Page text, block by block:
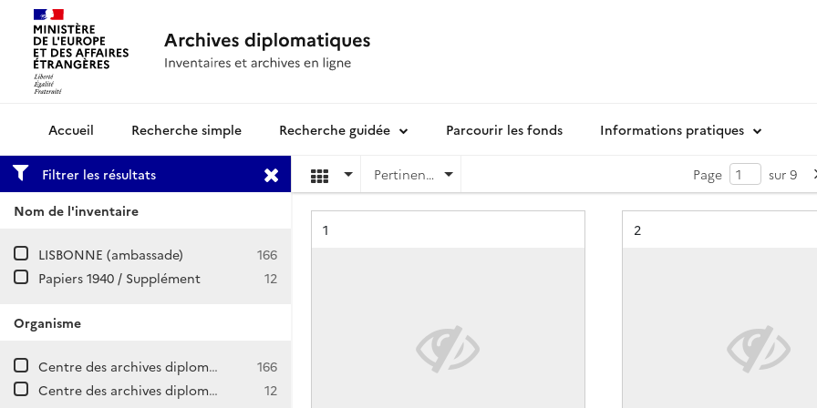
Archives diplomatiquesRecherche simple Recherche guidée Parcourir les fonds Informations pratiques
Filtrer les résultats
Nom de l'inventaire
LISBONNE (ambassade)
166
Papiers 1940 / Supplément
12
Organisme
Centre des archives diplomatiques de Nantes
166
Centre des archives diplomatiques de La Courneuve
12
Pertinence Page sur 9
Résultat n°
1 Résultat n°
2